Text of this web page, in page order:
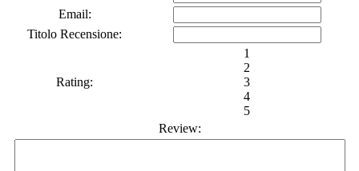
Email:
Titolo Recensione:
Rating:
1
2
3
4
5
Review: